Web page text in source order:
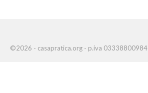
©2026 - casapratica.org - p.iva 03338800984